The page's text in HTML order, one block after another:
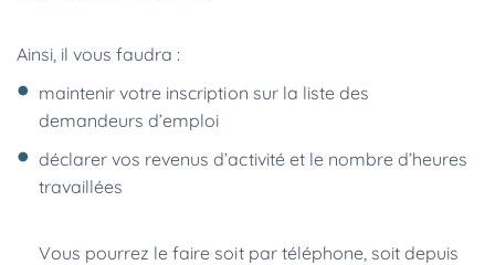
Ainsi, il vous faudra :
maintenir votre inscription sur la liste des
demandeurs d’emploi
déclarer vos revenus d’activité et le nombre d’heures
travaillées
Vous pourrez le faire soit par téléphone, soit depuis